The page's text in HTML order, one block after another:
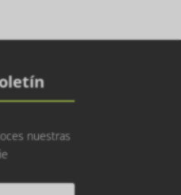
nuestras